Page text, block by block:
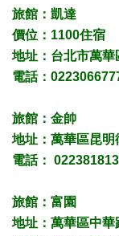
旅館：凱達
價位：1100住宿
地址：台北市萬
電話：
旅館： 金帥
地址： 萬華區昆明
電話：
旅館： 富園
地址： 萬華區中華